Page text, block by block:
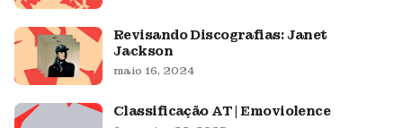
Revisando Discografias: Janet
Jackson
maio 16, 2024
Classificação AT | Emoviolence